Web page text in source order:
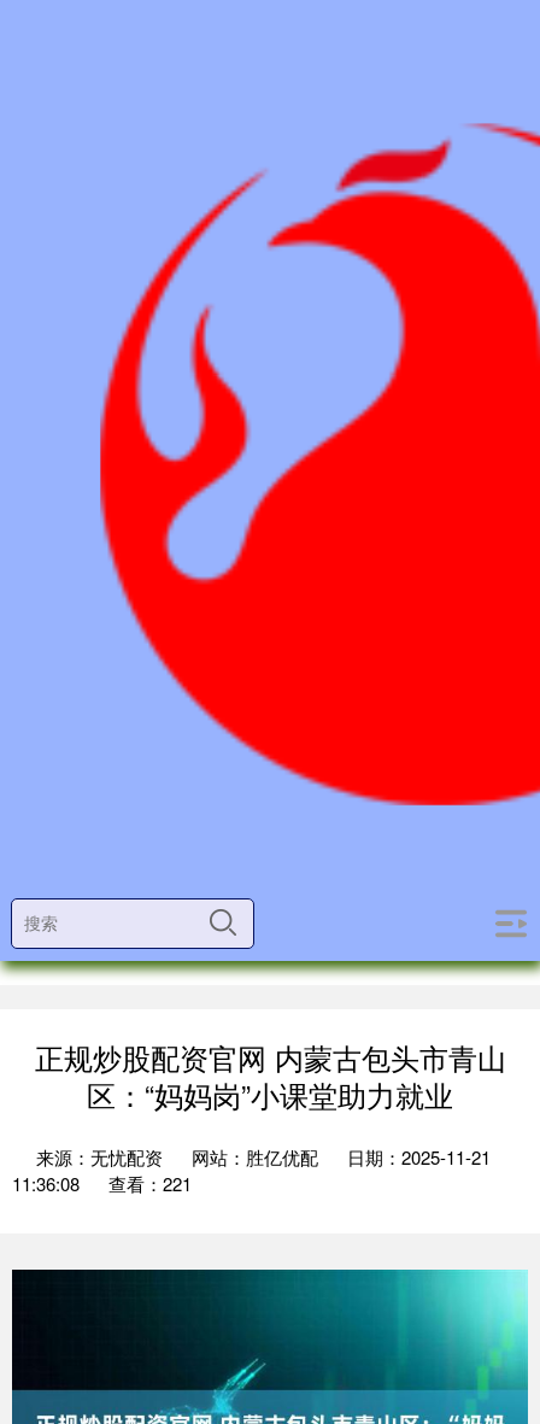
正规炒股配资官网 内蒙古包头市青山
区：“妈妈岗”小课堂助力就业
来源：无忧配资 网站：胜亿优配
日期：2025-11-21
11:36:08
查看：221